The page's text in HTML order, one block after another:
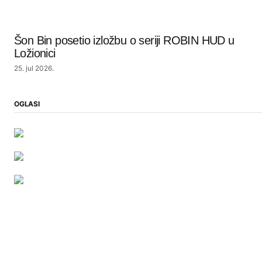
Šon Bin posetio izložbu o seriji ROBIN HUD u
Ložionici
25. jul 2026.
OGLASI